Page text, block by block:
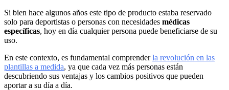
Si bien hace algunos años este tipo de producto estaba reservado
solo para deportistas o personas con necesidades médicas
específicas, hoy en día cualquier persona puede beneficiarse de su
uso.
En este contexto, es fundamental comprenderla revolución en las
plantillas a medida, ya que cada vez más personas están
descubriendo sus ventajas y los cambios positivos que pueden
aportar a su día a día.